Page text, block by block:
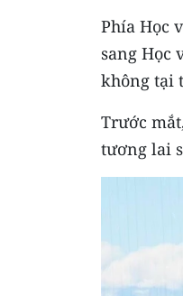
Phía Học
sang Học
không tại
Trước
tương lai